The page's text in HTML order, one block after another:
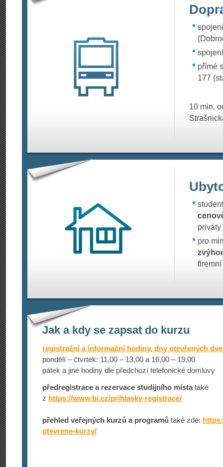
přímé
177
10 min.
priváty
pro
Jak a kdy se zapsat do kurzu
registrační a informační hodiny, dny otevřených
pondělí – čtvrtek: 11,00 – 13,00 a 16,00 – 19,00
pátek a jiné hodiny dle předchozí telefonické domluvy
předregistrace a rezervace studijního místataké
z https://www­.bi.cz/prihlas­ky-registrace/
přehled veřejných kurzů a programů také zde:
otevrene-kurzy/